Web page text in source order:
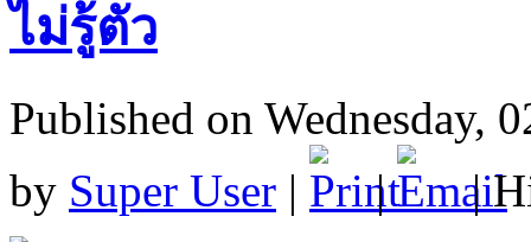
ไม่รู้ตัว
Published on Wednesday,
by Super User | | |